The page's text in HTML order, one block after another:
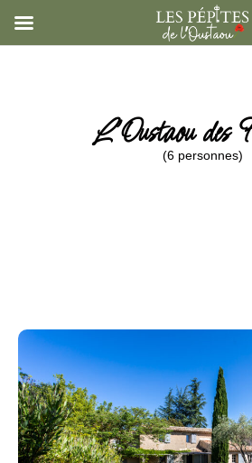
L'Oustaou des
(6 personnes)